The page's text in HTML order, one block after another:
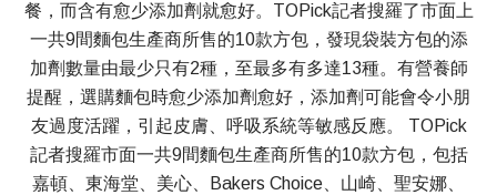
餐，而含有愈少添加劑就愈好。TOPick記者搜羅了市面上
一共9間麵包生產商所售的10款方包，發現袋裝方包的添
加劑數量由最少只有2種，至最多有多達13種。有營養師
提醒，選購麵包時愈少添加劑愈好，添加劑可能會令小朋
友過度活躍，引起皮膚、呼吸系統等敏感反應。 TOPick
記者搜羅市面一共9間麵包生產商所售的10款方包，包括
嘉頓、東海堂、美心、Bakers Choice、山崎、聖安娜、